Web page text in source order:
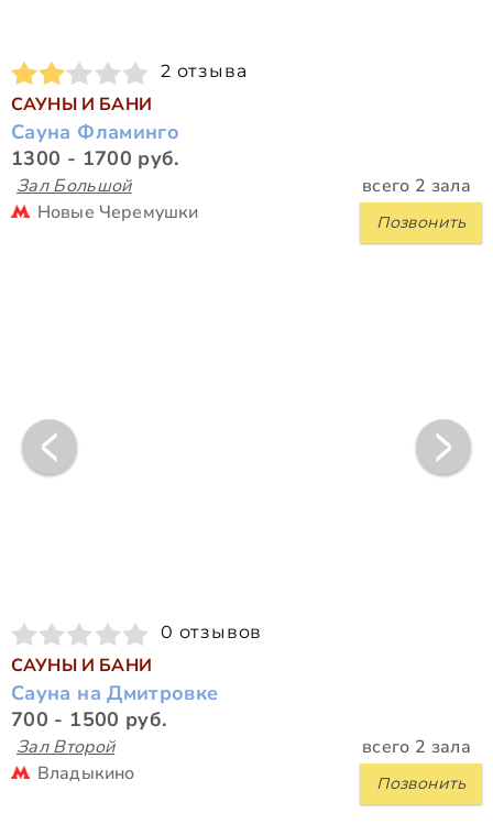
2 отзыва
САУНЫ И БАНИ
Сауна Фламинго
1300 - 1700 руб.
Зал Большой всего 2 зала
Позвонить
Новые Черемушки
0 отзывов
САУНЫ И БАНИ
Сауна на Дмитровке
700 - 1500 руб.
Зал Второй всего 2 зала
Позвонить
Владыкино